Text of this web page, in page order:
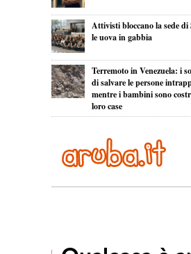
Attivisti bloccano la sede di
le uova in gabbia
Terremoto in Venezuela: i
di salvare le persone
mentre i bambini sono
loro case